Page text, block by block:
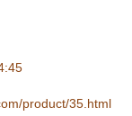
product/35.html